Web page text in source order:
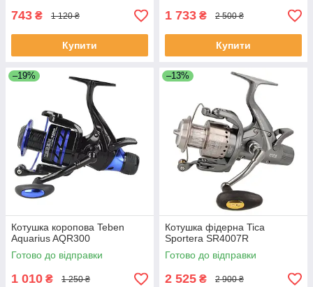
743 ₴ 1 120 ₴
Купити
1 733 ₴ 2 500 ₴
Купити
–19%
Котушка коропова Teben
Aquarius AQR300
Готово до відправки
1 010 ₴ 1 250 ₴
–13%
Котушка фідерна Tica
Sportera SR4007R
Готово до відправки
2 525 ₴ 2 900 ₴